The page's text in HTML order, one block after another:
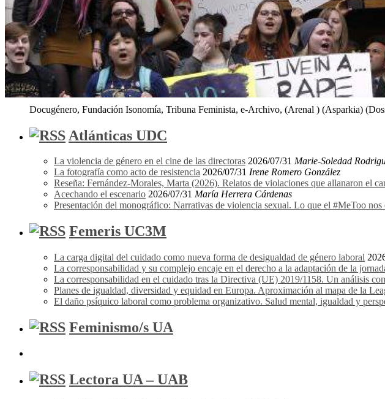
Docugénero, Fundación Isonomía, Tribuna Feminista, e-Archivo, (Arenal ) (Asparkia)
Atlánticas UDC
La violencia de género en el cine de las directoras 2026/07/31 Marie-Soledad
La fotografía como acto de resistencia 2026/07/31 Irene Romero González
Reseña: Fernández-Morales, Marta (2026). Relatos de violaciones que allanaron el
Acechando el escenario 2026/07/31 María Herrera Cárdenas
Presentación del monográfico: Narrativas de violencia sexual. Lo que el #MeToo nos
Femeris UC3M
La carga digital del cuidado como nueva forma de desigualdad de género laboral
La corresponsabilidad y su complejo encaje en el derecho a la adaptación de la
La corresponsabilidad en el cuidado tras la Directiva (UE) 2019/1158. Un análisis
Planes de igualdad, diversidad y equidad en Europa. Aproximación al mapa de la
El daño psíquico laboral como problema organizativo. Salud mental, igualdad y
Feminismo/s UA
Lectora UA – UAB